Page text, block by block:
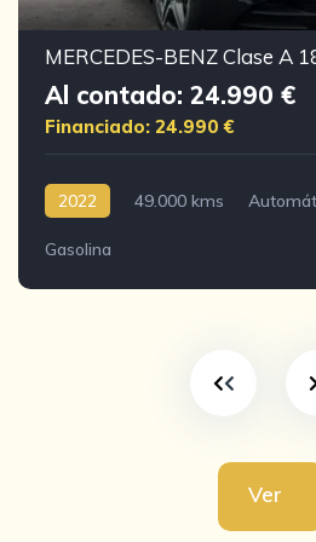
MERCEDES-BENZ Clase A
Al contado: 24.990 €
Financiado: 24.990 €
2022 49.000 kms
Gasolina
Ver